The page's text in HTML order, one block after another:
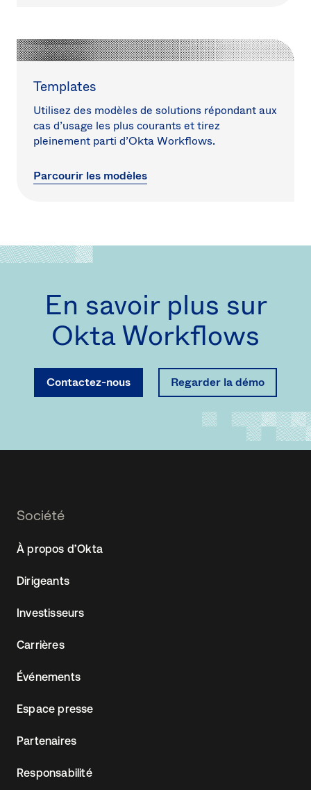
Templates
Utilisez des modèles de solutions répondant aux
cas d’usage les plus courants et tirez
pleinement parti d’Okta Workflows.
Parcourir les modèles
En savoir plus sur
Okta Workflows
Contactez-nous Regarder la démo
Footer
(FR)
Société
À propos d’Okta
Dirigeants
Investisseurs
Carrières
Événements
Espace presse
Partenaires
Responsabilité